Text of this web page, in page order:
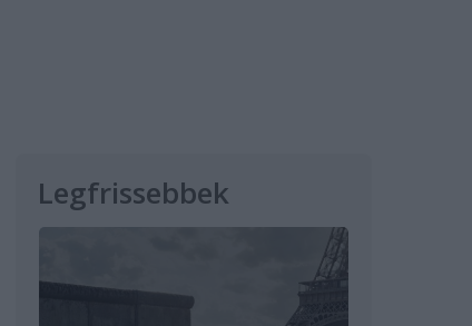
Legfrissebbek